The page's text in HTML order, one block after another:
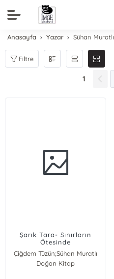
Anasayfa Yazar Sühan Muratlı
Filtre
1
Şarık Tara- Sınırların
Ötesinde
Çiğdem Tüzün;Sühan Muratlı
Çiğdem Tüzün
Doğan Kitap